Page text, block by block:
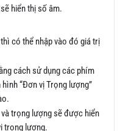
hiển thị số âm.
có thể nhập vào đó giá trị
cách sử dụng các phím
hình “Đơn vị Trọng lượng”
trọng lượng sẽ được hiển
trọng lượng.